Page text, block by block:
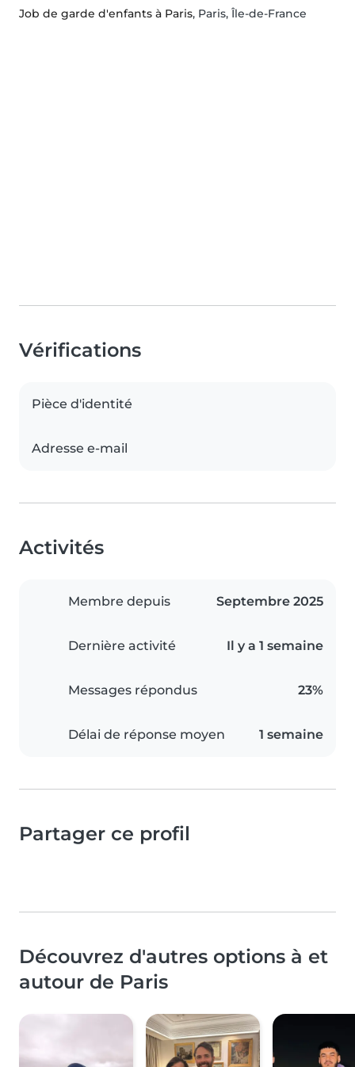
Job de garde d'enfants à Paris, Paris, Île-de-France
Vérifications
Pièce d'identité
Adresse e-mail
Activités
Membre depuis Septembre 2025
Dernière activité Il y a 1 semaine
Messages répondus 23%
Délai de réponse moyen 1 semaine
Partager ce profil
Découvrez d'autres options à et
autour de Paris